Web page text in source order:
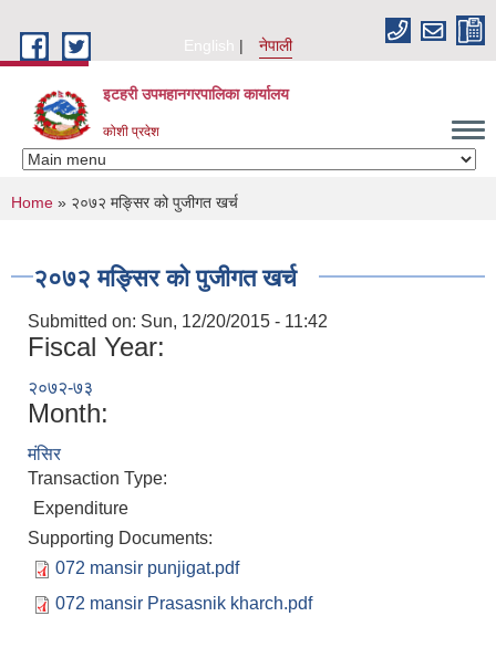
English
नेपाली
इटहरी उपमहानगरपालिका कार्यालय
कोशी प्रदेश
You are here
Home » २०७२ मङ्सिर को पुजीगत खर्च
२०७२ मङ्सिर को पुजीगत खर्च
Submitted on: Sun, 12/20/2015 - 11:42
Fiscal Year:
२०७२-७३
Month:
मंसिर
Transaction Type:
Expenditure
Supporting Documents:
072 mansir punjigat.pdf
072 mansir Prasasnik kharch.pdf